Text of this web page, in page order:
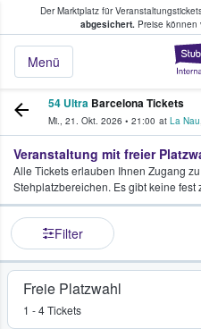
Der Marktplatz für
abgesichert.Preise können
Menü
Tickets kaufen &
54 Ultra Barcelona Tickets
Mi., 21. Okt. 2026 • 21:00 at La Nau,
Veranstaltung mit freier
Alle Tickets erlauben Ihnen Zugang
Stehplatzbereichen. Es gibt keine fest
Filter
Freie Platzwahl
1 - 4 Tickets